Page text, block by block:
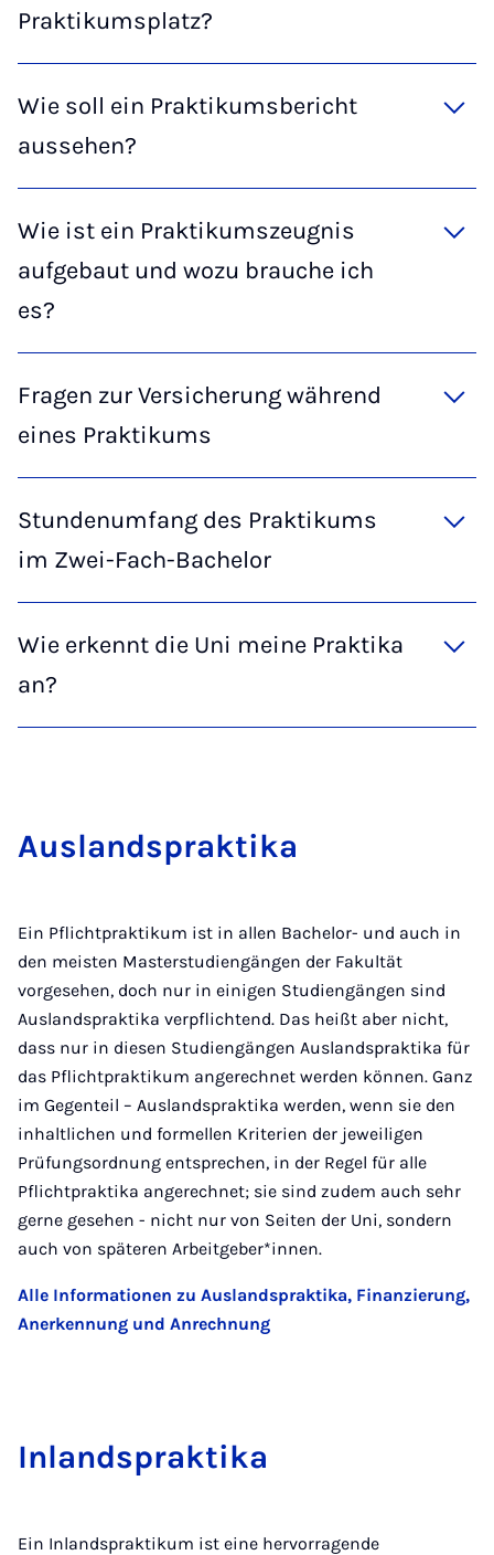
Praktikumsplatz?
Wie soll ein Praktikumsbericht
aussehen?
Wie ist ein Praktikumszeugnis
aufgebaut und wozu brauche ich
es?
Fragen zur Versicherung während
eines Praktikums
Stundenumfang des Praktikums
im Zwei-Fach-Bachelor
Wie erkennt die Uni meine Praktika
an?
Aus­land­s­prak­ti­ka
Ein Pflichtpraktikum ist in allen Bachelor- und auch in
den meisten Masterstudiengängen der Fakultät
vorgesehen, doch nur in einigen Studiengängen sind
Auslandspraktika verpflichtend. Das heißt aber nicht,
dass nur in diesen Studiengängen Auslandspraktika für
das Pflichtpraktikum angerechnet werden können. Ganz
im Gegenteil – Auslandspraktika werden, wenn sie den
inhaltlichen und formellen Kriterien der jeweiligen
Prüfungsordnung entsprechen, in der Regel für alle
Pflichtpraktika angerechnet; sie sind zudem auch sehr
gerne gesehen - nicht nur von Seiten der Uni, sondern
auch von späteren Arbeitgeber*innen.
Alle Informationen zu Auslandspraktika, Finanzierung,
Anerkennung und Anrechnung
In­land­s­prak­ti­ka
Ein Inlandspraktikum ist eine hervorragende